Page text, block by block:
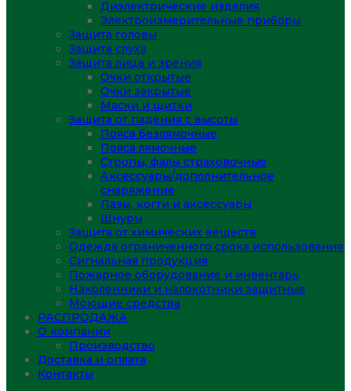
Диэлектрические изделия
Электроизмерительные приборы
Защита головы
Защита слуха
Защита лица и зрения
Очки открытые
Очки закрытые
Маски и щитки
Защита от падения с высоты
Пояса безлямочные
Пояса лямочные
Стропы, фалы страховочные
Аксессуары/дополнительное
снаряжение
Лазы, когти и аксессуары
Шнуры
Защита от химических веществ
Одежда ограниченного срока использования
Сигнальная продукция
Пожарное оборудование и инвентарь
Наколенники и налокотники защитные
Моющие средства
РАСПРОДАЖА
О компании
Производство
Доставка и оплата
Контакты